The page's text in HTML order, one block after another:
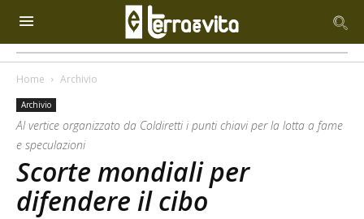
Home Archivio
Archivio
Al vertice organizzato da Coldiretti i punti chiavi per la lotta a fame
e speculazioni
Scorte mondiali per
difendere il cibo